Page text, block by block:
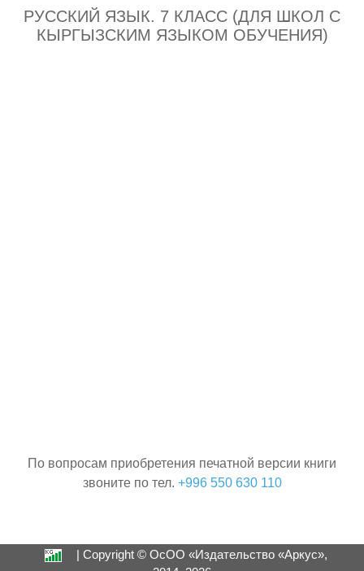
РУССКИЙ ЯЗЫК. 7 КЛАСС (ДЛЯ ШКОЛ С
КЫРГЫЗСКИМ ЯЗЫКОМ ОБУЧЕНИЯ)
По вопросам приобретения печатной версии книги
звоните по тел. +996 550 630 110
| Copyright © ОсОО «Издательство «Аркус»,